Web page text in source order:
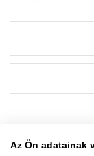
Az Ön adatainak